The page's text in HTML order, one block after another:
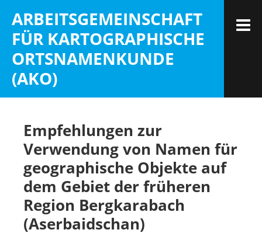
content
ARBEITSGEMEINSCHAFT
FÜR KARTOGRAPHISCHE
ORTSNAMENKUNDE
(AKO)
Empfehlungen zur
Verwendung von Namen für
geographische Objekte auf
dem Gebiet der früheren
Region Bergkarabach
(Aserbaidschan)